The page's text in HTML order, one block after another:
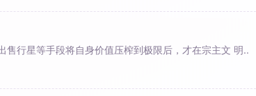
售行星等手段将自身价值压榨到极限后，才在宗主文 明..